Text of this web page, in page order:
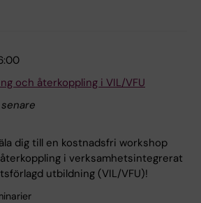
och återkoppling i VIL/VFU
dig till en kostnadsfri workshop
i verksamhetsintegrerat
utbildning (VIL/VFU)!